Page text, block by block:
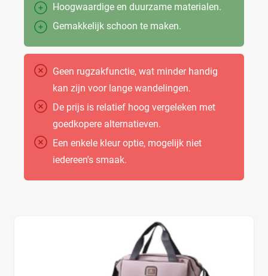
Hoogwaardige en duurzame materialen.
Gemakkelijk schoon te maken.
Geen rugzakfunctie, wat minder handig
kan zijn voor lange wandelingen.
De prijs is relatief hoog vergeleken met
goedkopere alternatieven.
Een enkele kleur optie, mogelijk niet
iedereen's smaak.